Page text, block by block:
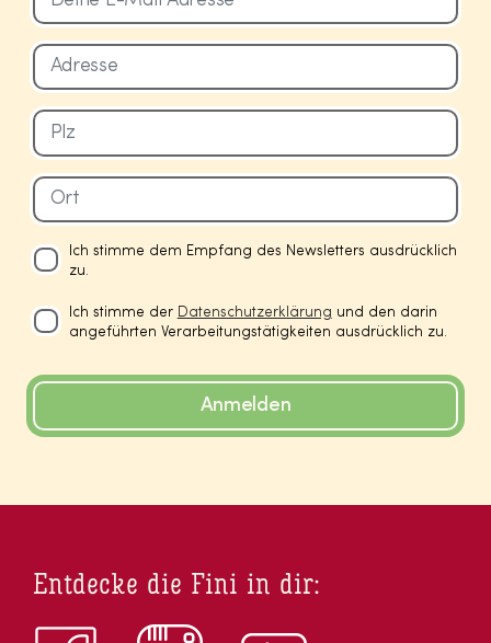
Ich stimme dem Empfang des Newsletters ausdrücklich
zu.
Ich stimme der Datenschutzerklärung und den darin
angeführten Verarbeitungstätigkeiten ausdrücklich zu.
Anmelden
Entdecke die Fini in dir: